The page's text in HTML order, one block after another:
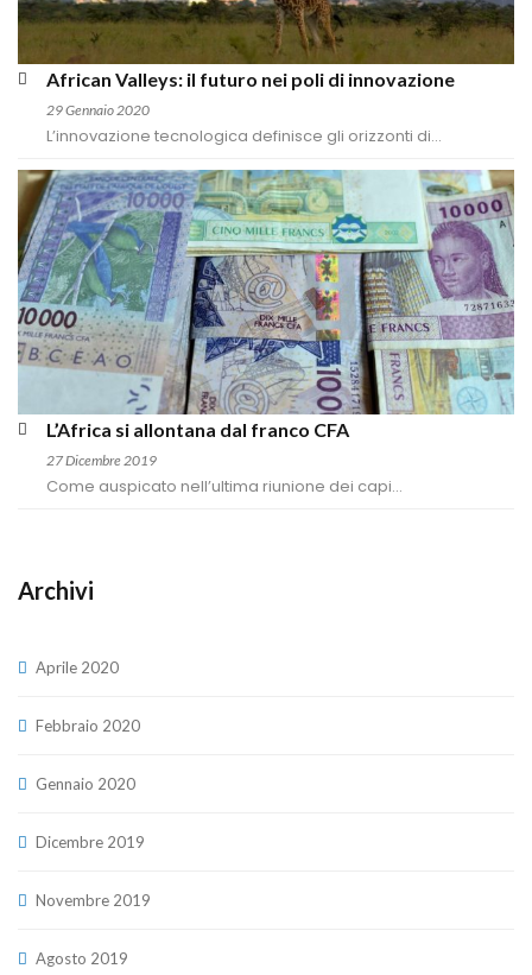
African Valleys: il futuro nei poli di innovazione
29 Gennaio 2020
L’innovazione tecnologica definisce gli orizzonti di...
L’Africa si allontana dal franco CFA
27 Dicembre 2019
Come auspicato nell’ultima riunione dei capi...
Archivi
Aprile 2020
Febbraio 2020
Gennaio 2020
Dicembre 2019
Novembre 2019
Agosto 2019